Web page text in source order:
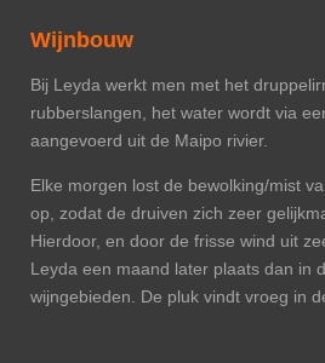
Wijnbouw
Bij Leyda werkt men met het
rubberslangen, het water wordt via
aangevoerd uit de Maipo rivier.
Elke morgen lost de bewolking/mist
op, zodat de druiven zich zeer
Hierdoor, en door de frisse wind uit
Leyda een maand later plaats dan in
wijngebieden. De pluk vindt vroeg in